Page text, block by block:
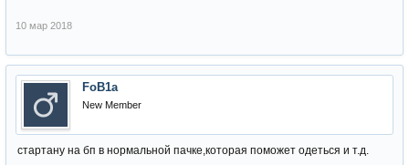
10 мар 2018
FoB1a
New Member
стартану на бп в нормальной пачке,которая поможет одеться и т.д.